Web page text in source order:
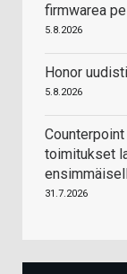
firmwarea
5.8.2026
Honor
5.8.2026
toimitukset
31.7.2026